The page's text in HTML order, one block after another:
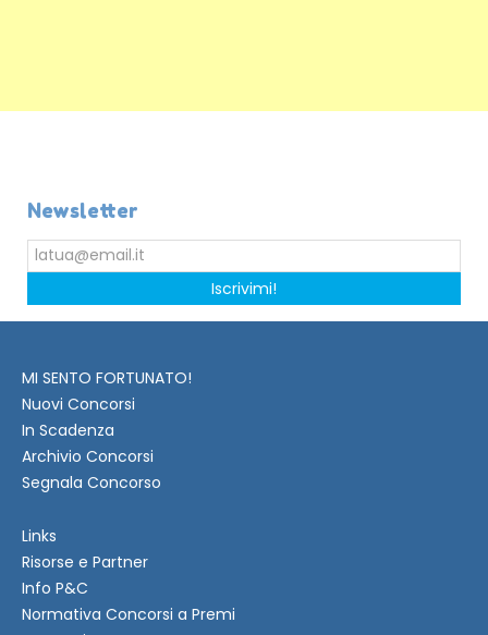
Newsletter
Iscrivimi!
MI SENTO FORTUNATO!
Nuovi Concorsi
In Scadenza
Archivio Concorsi
Segnala Concorso
Links
Risorse e Partner
Info P&C
Normativa Concorsi a Premi